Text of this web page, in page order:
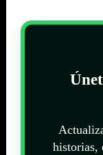
historias,